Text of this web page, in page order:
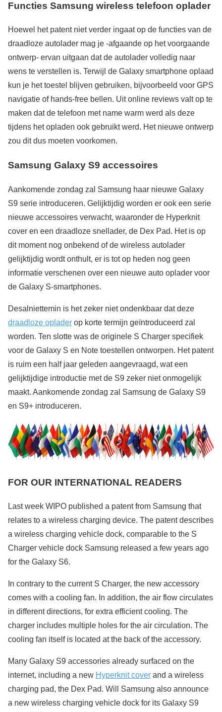
Functies Samsung wireless telefoon oplader
Hoewel het patent niet verder ingaat op de functies van de
draadloze autolader mag je -afgaande op het voorgaande
ontwerp- ervan uitgaan dat de autolader volledig naar
wens te verstellen is. Terwijl de Galaxy smartphone oplaad
kun je het toestel blijven gebruiken, bijvoorbeeld voor GPS
navigatie of hands-free bellen. Uit online reviews valt op te
maken dat de telefoon met name warm werd als deze
tijdens het opladen ook gebruikt werd. Het nieuwe ontwerp
zou dit dus moeten voorkomen.
Samsung Galaxy S9 accessoires
Aankomende zondag zal Samsung haar nieuwe Galaxy
S9 serie introduceren. Gelijktijdig worden er ook een serie
nieuwe accessoires verwacht, waaronder de Hyperknit
cover en een draadloze snellader, de Dex Pad. Het is op
dit moment nog onbekend of de wireless autolader
gelijktijdig wordt onthult, er is tot op heden nog geen
informatie verschenen over een nieuwe auto oplader voor
de Galaxy S-smartphones.
Desalniettemin is het zeker niet ondenkbaar dat deze
draadloze oplader op korte termijn geïntroduceerd zal
worden. Ten slotte was de originele S Charger specifiek
voor de Galaxy S en Note toestellen ontworpen. Het patent
is ruim een half jaar geleden aangevraagd, wat een
gelijktijdige introductie met de S9 zeker niet onmogelijk
maakt. Aankomende zondag zal Samsung de Galaxy S9
en S9+ introduceren.
FOR OUR INTERNATIONAL READERS
Last week WIPO published a patent from Samsung that
relates to a wireless charging device. The patent describes
a wireless charging vehicle dock, comparable to the S
Charger vehicle dock Samsung released a few years ago
for the Galaxy S6.
In contrary to the current S Charger, the new accessory
comes with a cooling fan. In addition, the air flow circulates
in different directions, for extra efficient cooling. The
charger includes multiple holes for the air circulation. The
cooling fan itself is located at the back of the accessory.
Many Galaxy S9 accessories already surfaced on the
internet, including a new Hyperknit cover and a wireless
charging pad, the Dex Pad. Will Samsung also announce
a new wireless charging vehicle dock for its Galaxy S9